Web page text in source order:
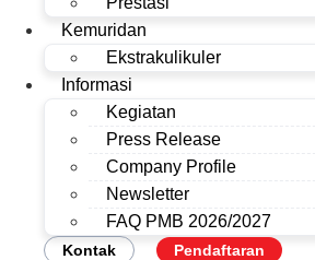
Kemuridan
Ekstrakulikuler
Informasi
Kegiatan
Press Release
Company Profile
Newsletter
FAQ PMB 2026/2027
Kontak Pendaftaran